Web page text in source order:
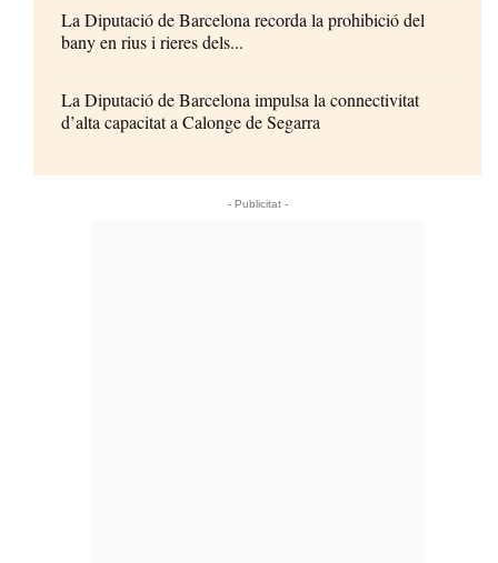
La Diputació de Barcelona recorda la prohibició del
bany en rius i rieres dels...
La Diputació de Barcelona impulsa la connectivitat
d’alta capacitat a Calonge de Segarra
- Publicitat -